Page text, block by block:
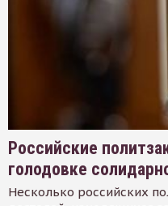
Российские
голодовке
Несколько российских